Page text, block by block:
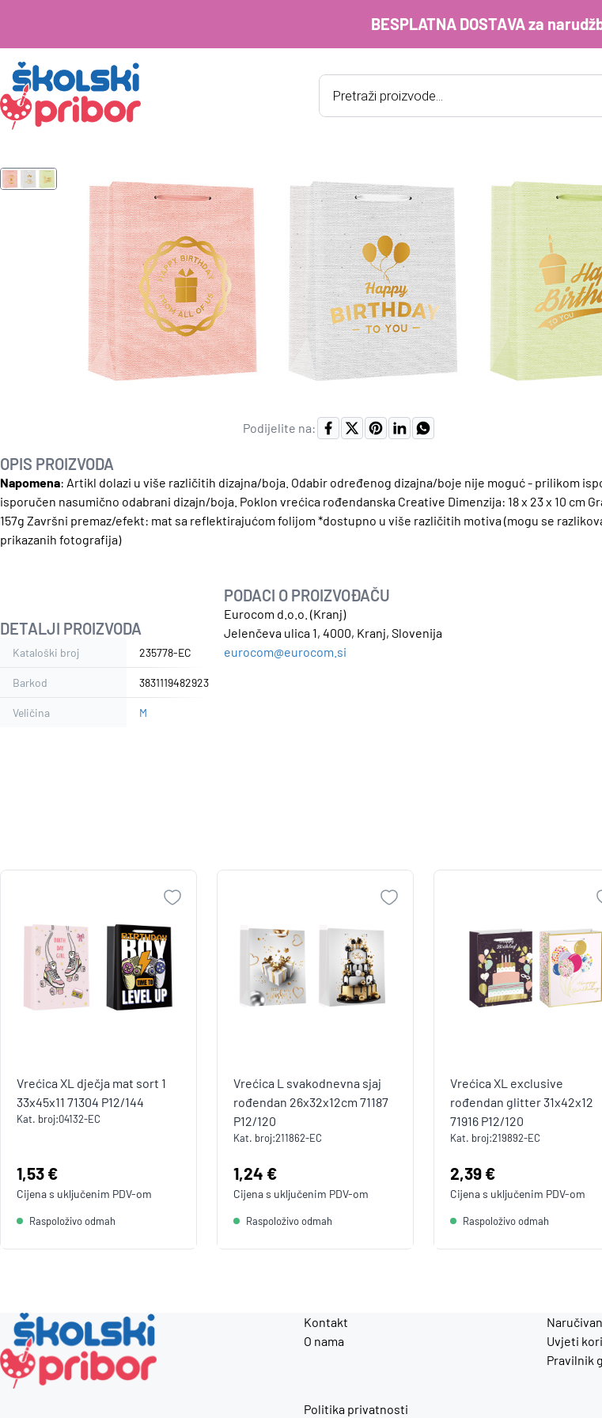
BESPLATNA DOSTAVA za
Products
search
Podijelite na:
OPIS PROIZVODA
Napomena: Artikl dolazi u više različitih dizajna/boja. Odabir određenog dizajna/boje nije moguć - prilikom
isporučen nasumično odabrani dizajn/boja. Poklon vrećica rođendanska Creative Dimenzija: 18 x 23 x 10 cm
157g Završni premaz/efekt: mat sa reflektirajućom folijom *dostupno u više različitih motiva (mogu se
prikazanih fotografija)
DETALJI PROIZVODA
Kataloški broj 235778-EC
Barkod 3831119482923
Veličina M
PODACI O PROIZVOĐAČU
Eurocom d.o.o. (Kranj)
Jelenčeva ulica 1, 4000, Kranj, Slovenija
eurocom@eurocom.si
Vrećica XL dječja mat sort 1
33x45x11 71304 P12/144
Kat. broj:04132-EC
Cijena:
1,53 €
Cijena s uključenim PDV-om
Raspoloživo odmah
Vrećica L svakodnevna sjaj
rođendan 26x32x12cm 71187
P12/120
Kat. broj:211862-EC
Cijena:
1,24 €
Cijena s uključenim PDV-om
Raspoloživo odmah
Vrećica XL exclusive
rođendan glitter 31x42x12
71916 P12/120
Kat. broj:219892-EC
Cijena:
2,39 €
Cijena s uključenim PDV-om
Raspoloživo odmah
Kontakt
O nama
Uvjeti
Pravilnik
Politika privatnosti